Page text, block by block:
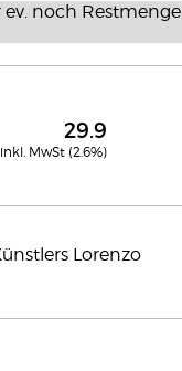
ev. noch
29.9
inkl. MwSt (2.6%)
Lorenzo